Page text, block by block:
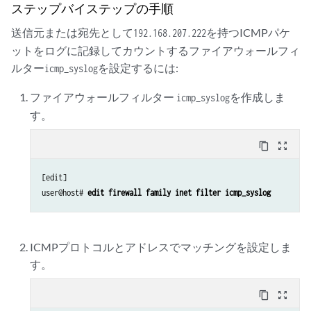
ステップバイステップの手順
送信元または宛先として192.168.207.222を持つICMPパケ
ットをログに記録してカウントするファイアウォールフィ
ルターicmp_syslogを設定するには:
ファイアウォールフィルター icmp_syslogを作成しま
す。
content_copy zoom_out_map
[edit]
user@host# edit firewall family inet filter icmp_syslog
ICMPプロトコルとアドレスでマッチングを設定しま
す。
content_copy zoom_out_map